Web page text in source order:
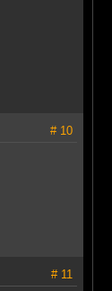
# 10
# 11